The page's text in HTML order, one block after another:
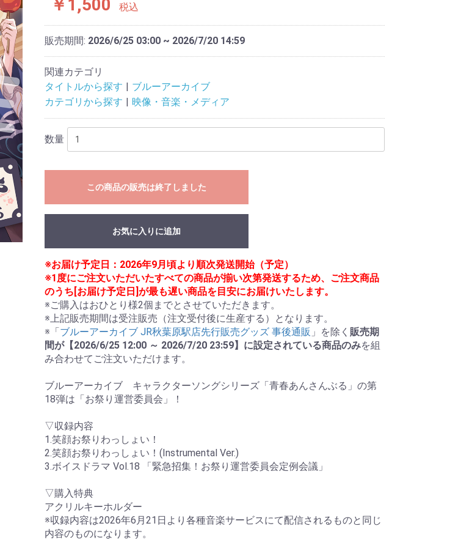
￥1,500 税込
販売期間: 2026/6/25 03:00 ~ 2026/7/20 14:59
関連カテゴリ
タイトルから探す
ブルーアーカイブ
カテゴリから探す
映像・音楽・メディア
数量
この商品の販売は終了しました
お気に入りに追加
※お届け予定日：2026年9月頃より順次発送開始（予定）
※1度にご注文いただいたすべての商品が揃い次第発送するため、ご注文商品
のうち[お届け予定日]が最も遅い商品を目安にお届けいたします。
※ご購入はおひとり様2個までとさせていただきます。
※上記販売期間は受注販売（注文受付後に生産する）となります。
※「ブルーアーカイブ JR秋葉原駅店先行販売グッズ 事後通販 」を除く 販売期
間が【2026/6/25 12:00 ～ 2026/7/20 23:59】に設定されている商品のみを組
み合わせてご注文いただけます。
ブルーアーカイブ　キャラクターソングシリーズ「青春あんさんぶる」の第
18弾は「お祭り運営委員会」！
▽収録内容
1.笑顔お祭りわっしょい！
2.笑顔お祭りわっしょい！(Instrumental Ver.)
3.ボイスドラマ Vol.18 「緊急招集！お祭り運営委員会定例会議」
▽購入特典
アクリルキーホルダー
※収録内容は2026年6月21日より各種音楽サービスにて配信されるものと同じ
内容のものになります。